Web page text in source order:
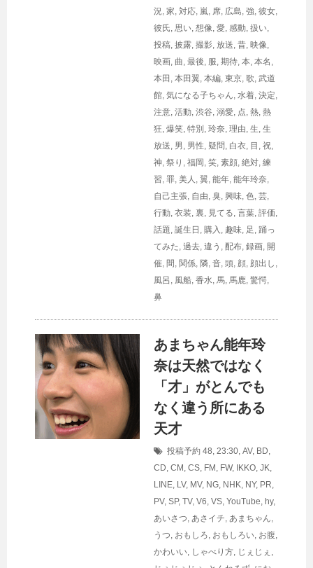
況, 家, 対応, 嵐, 席, 広島, 強, 彼女,
彼氏, 思い, 想像, 愛, 感動, 扱い,
投稿, 披露, 撮影, 放送, 昔, 映像,
映画, 曲, 最後, 服, 期待, 本, 本名 ,
本田 , 本田翼, 本編, 東京, 歌, 武道
館, 気になる子ちゃん, 水着, 決定,
注意, 活動, 渋谷, 溺愛, 点, 熱, 熱
狂, 爆笑, 特別 , 玲奈, 理由, 生, 生
放送, 男, 男性, 疑問, 白衣, 目 , 祝,
神, 祭り , 福岡 , 笑, 素顔, 絶対, 練
習, 罪, 美人 , 翼, 能年, 能年玲奈,
自己主張, 自由, 臭, 興味, 色, 芸,
行動, 衣装, 裏, 見てる, 言葉, 評価,
話題, 誕生日 , 購入 , 趣味, 足 , 踊っ
てみた, 過去, 違う , 配布, 録画, 開
催, 間 , 関係, 隣, 音, 頭, 顔, 顔出し ,
風呂 , 風船, 香水, 馬, 馬鹿, 驚愕,
鼻
あまちゃん能年玲
奈は天然ではなく
「才」がとんでも
なく違う所にある
天才
投稿予約 48, 23:30, AV, BD,
CD, CM , CS, FM , FW, IKKO, JK,
LINE, LV, MV, NG, NHK, NY, PR,
PV, SP, TV, V6, VS, YouTube, hy,
あいさつ, あさイチ, あまちゃん,
うつ, おもしろ, おもしろい, お腹,
かわいい, しゃべり方, じぇじぇ ,